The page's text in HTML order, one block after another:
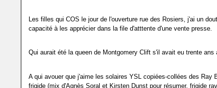
Les filles qui COS le jour de l'ouverture rue des Rosiers, j'ai un
capacité à les apprécier dans la file d'atttente d'une vente presse.
Qui aurait été la queen de Montgomery Clift s'il avait eu trente ans
A qui avouer que j'aime les solaires YSL copiées-collées des Ray
frigide (mix d'Agnès Soral et Kirsten Dunst pour résumer, frigide